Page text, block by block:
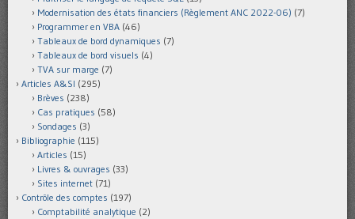
Modernisation des états financiers (Règlement ANC 2022-06) (7)
Programmer en VBA (46)
Tableaux de bord dynamiques (7)
Tableaux de bord visuels (4)
TVA sur marge (7)
Articles A&SI (295)
Brèves (238)
Cas pratiques (58)
Sondages (3)
Bibliographie (115)
Articles (15)
Livres & ouvrages (33)
Sites internet (71)
Contrôle des comptes (197)
Comptabilité analytique (2)